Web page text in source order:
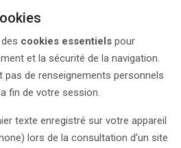
cookies essentiels pour
et la sécurité de la navigation.
pas de renseignements personnels
fin de votre session.
texte enregistré sur votre appareil
lors de la consultation d’un site